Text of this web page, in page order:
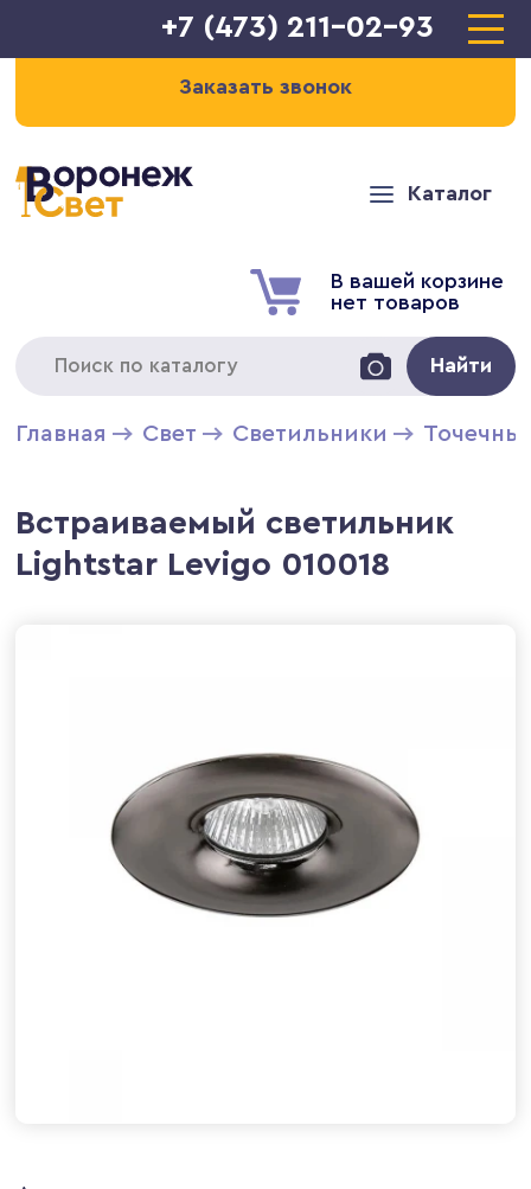
+7 (473) 211-02-93
Заказать звонок
Каталог
В вашей корзине
нет товаров
Найти
Главная Свет Светильники
Встраиваемый светильник
Lightstar Levigo 010018